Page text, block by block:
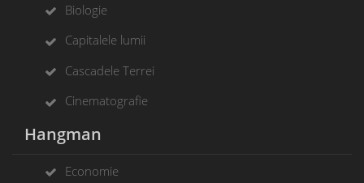
Biologie
Capitalele lumii
Cascadele Terrei
Cinematografie
Hangman
Economie